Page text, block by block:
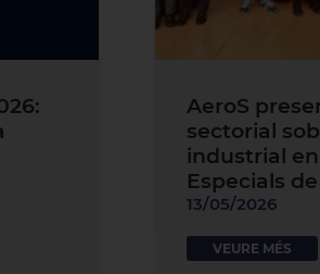
AeroS
sectorial
industrial
Especials
13/05/2026
VEURE MÉS